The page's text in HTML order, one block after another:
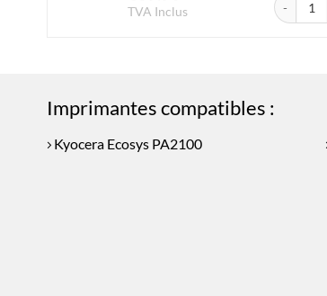
TVA Inclus
Imprimantes compatibles :
Kyocera Ecosys PA2100